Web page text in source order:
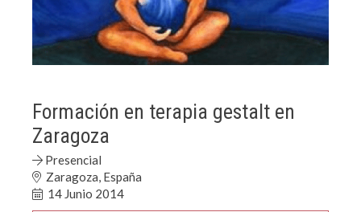
Formación en terapia gestalt en
Zaragoza
Presencial
Zaragoza, España
14 Junio 2014